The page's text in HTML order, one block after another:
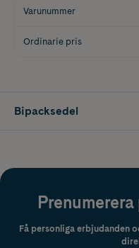
Varunummer
Ordinarie pris
Bipacksedel
Få personliga erbjudanden